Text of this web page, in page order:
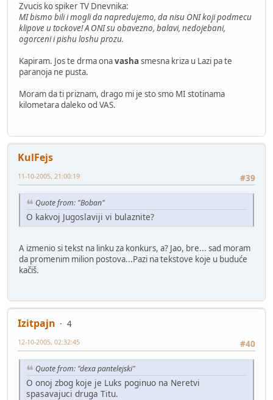
Zvucis ko spiker TV Dnevnika:
MI bismo bili i mogli da napredujemo, da nisu ONI koji podmecu
klipove u tockove! A ONI su obavezno, balavi, nedojebani,
ogorceni i pishu loshu prozu.
Kapiram. Jos te drma onavasha smesna kriza u Lazi pa te
paranoja ne pusta.
Moram da ti priznam, drago mi je sto smo MI stotinama
kilometara daleko od VAS.
KulFejs
#39
11-10-2005, 21:00:19
Quote from: "Boban"
O kakvoj Jugoslaviji vi bulaznite?
A izmenio si tekst na linku za konkurs, a? Jao, bre... sad moram
da promenim milion postova...Pazi na tekstove koje u buduće
kačiš.
Izitpajn
4
#40
12-10-2005, 02:32:45
Quote from: "dexa pantelejski"
O onoj zbog koje je Luks poginuo na Neretvi
spasavajuci druga Titu.